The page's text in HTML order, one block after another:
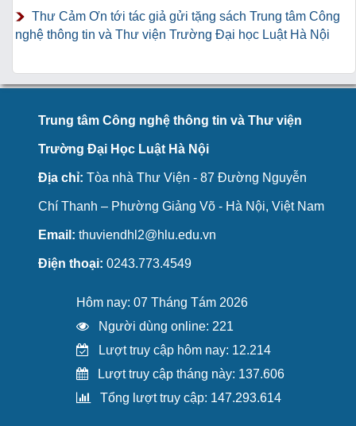
Thư Cảm Ơn tới tác giả gửi tặng sách Trung tâm Công
nghệ thông tin và Thư viện Trường Đại học Luật Hà Nội
Trung tâm Công nghệ thông tin và Thư viện
Trường Đại Học Luật Hà Nội
Địa chỉ: Tòa nhà Thư Viện - 87 Đường Nguyễn
Chí Thanh – Phường Giảng Võ - Hà Nội, Việt Nam
Email: thuviendhl2@hlu.edu.vn
Điện thoại: 0243.773.4549
Hôm nay: 07 Tháng Tám 2026
Người dùng online: 221
Lượt truy cập hôm nay: 12.214
Lượt truy cập tháng này: 137.606
Tổng lượt truy cập: 147.293.614